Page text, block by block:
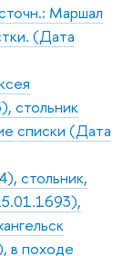
Маршал
(Дата
стольник
списки (Дата
стольник,
в походе